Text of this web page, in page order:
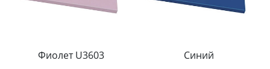
Фиолет U3603 Синий